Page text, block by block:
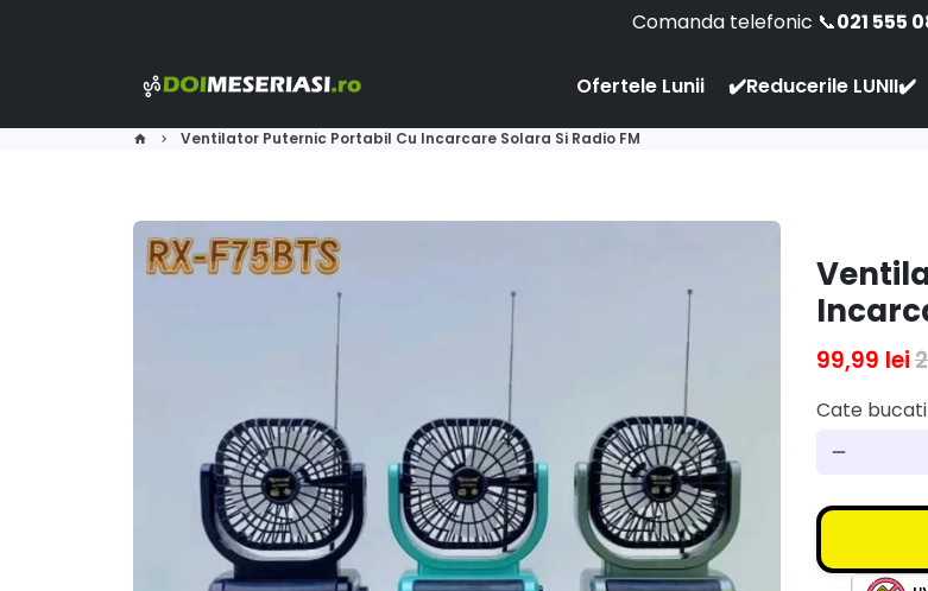
Comanda telefonic 📞021 555
Ofertele Lunii ✔️Reducerile LUNII✔️
home keyboard_arrow_right Ventilator Puternic Portabil Cu Incarcare Solara Si Radio FM
99,99 lei
Cate
remove